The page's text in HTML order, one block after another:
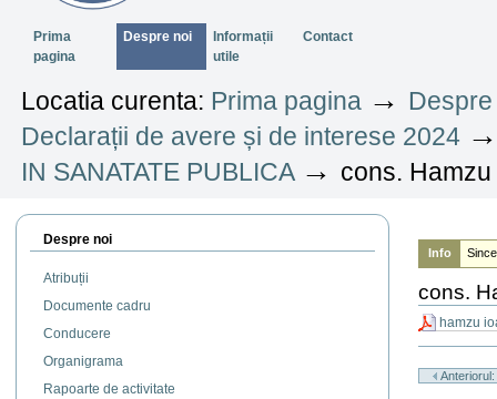
SectiuniPrima
pagina
Despre noi
Informații
utile
Contact
Locatia curenta: Prima pagina →
Declarații de avere și de interese 2024
IN SANATATE PUBLICA → cons.
Despre noi
Atribuții
Documente cadru
Conducere
Organigrama
Rapoarte de activitate
Info
cons.
hamzu
document